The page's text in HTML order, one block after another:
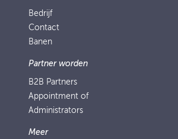
Bedrijf
Contact
Banen
Partner worden
B2B Partners
Appointment of
Administrators
Meer